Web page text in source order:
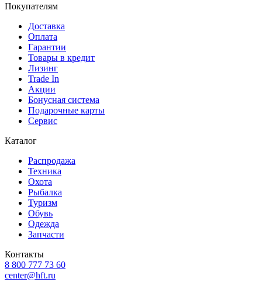
Покупателям
Доставка
Оплата
Гарантии
Товары в кредит
Лизинг
Trade In
Акции
Бонусная система
Подарочные карты
Сервис
Каталог
Распродажа
Техника
Охота
Рыбалка
Туризм
Обувь
Одежда
Запчасти
Контакты
8 800 777 73 60
center@hft.ru